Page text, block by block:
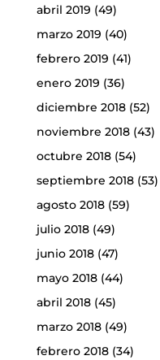
abril 2019 (49)
marzo 2019 (40)
febrero 2019 (41)
enero 2019 (36)
diciembre 2018(52)
noviembre 2018(43)
octubre 2018(54)
septiembre 2018(53)
agosto 2018(59)
julio 2018(49)
junio 2018(47)
mayo 2018(44)
abril 2018(45)
marzo 2018(49)
febrero 2018(34)